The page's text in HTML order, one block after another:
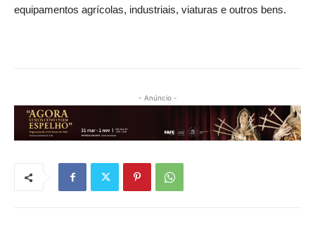
equipamentos agrícolas, industriais, viaturas e outros bens.
- Anúncio -